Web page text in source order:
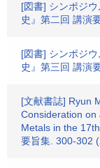
[図書] シンポジ
史』第二回 講演
[図書] シンポジ
史』第三回 講演
[文献書誌] Ryun
Consideration
Metals in the
要旨集. 300-302